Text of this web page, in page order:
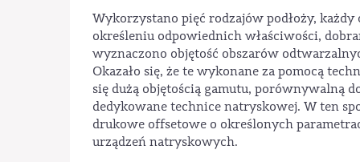
Wykorzystano pięć rodzajów podłoży, każdy
określeniu odpowiednich właściwości,
wyznaczono objętość obszarów
Okazało się, że te wykonane za pomocą
się dużą objętością gamutu, porównywalną
dedykowane technice natryskowej. W ten
drukowe offsetowe o określonych
urządzeń natryskowych.